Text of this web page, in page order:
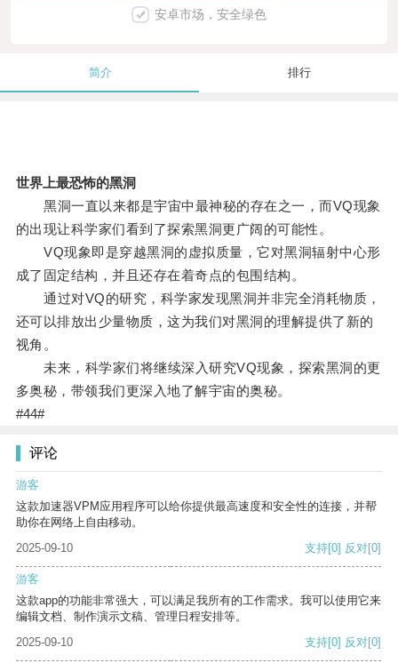
安卓市场，安全绿色
简介 排行
世界上最恐怖的黑洞
黑洞一直以来都是宇宙中最神秘的存在之一，而VQ现象
的出现让科学家们看到了探索黑洞更广阔的可能性。
VQ现象即是穿越黑洞的虚拟质量，它对黑洞辐射中心形
成了固定结构，并且还存在着奇点的包围结构。
通过对VQ的研究，科学家发现黑洞并非完全消耗物质，
还可以排放出少量物质，这为我们对黑洞的理解提供了新的
视角。
未来，科学家们将继续深入研究VQ现象，探索黑洞的更
多奥秘，带领我们更深入地了解宇宙的奥秘。
#44#
评论
游客
这款加速器VPM应用程序可以给你提供最高速度和安全性的连接，并帮
助你在网络上自由移动。
2025-09-10
支持[0] 反对[0]
游客
这款app的功能非常强大，可以满足我所有的工作需求。我可以使用它来
编辑文档、制作演示文稿、管理日程安排等。
2025-09-10
支持[0] 反对[0]